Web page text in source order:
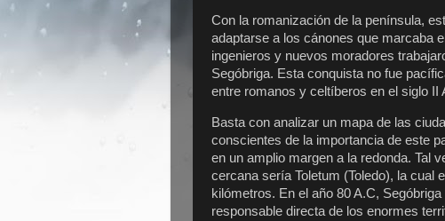
Con la romanización de la península,
adaptarse a los cánones que marcaba
ingenieros y nuevos moradores
Segóbriga. Esta conquista no fue
entre romanos y celtíberos en el siglo II
Basta con analizar un mapa de las
conscientes de la importancia de este
en un amplio margen a la redonda. Tal
cercana sería Toletum (Toledo), la cual
kilómetros. En el año 80 A.C,
responsable directa de los enormes